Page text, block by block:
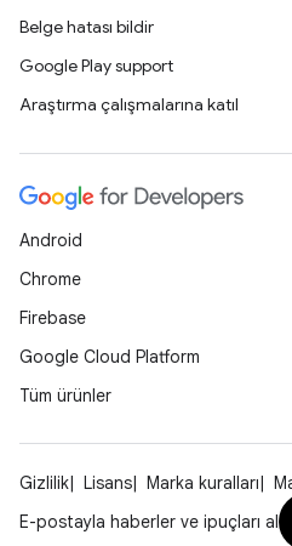
Belge hatası bildir
Google Play support
Araştırma çalışmalarına katıl
Android
Chrome
Firebase
Google Cloud Platform
Tüm ürünler
Gizlilik Lisans Marka kuralları
E-postayla haberler ve ipuçları al